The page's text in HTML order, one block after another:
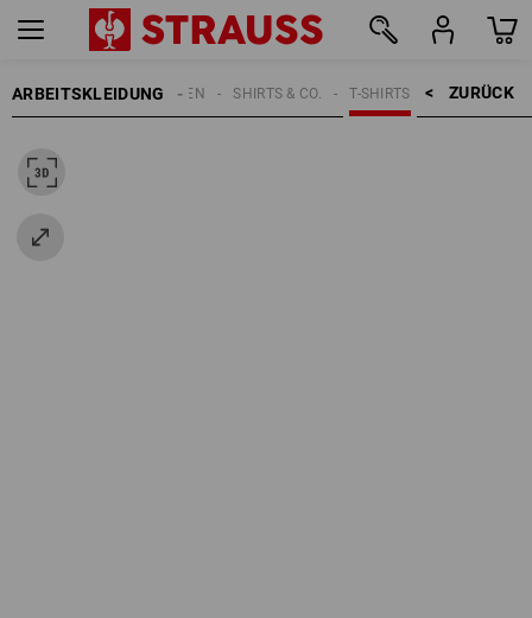
ARBEITSKLEIDUNG ZURÜCK    >
T-SHIRTS
SHIRTS & CO.
DAMEN